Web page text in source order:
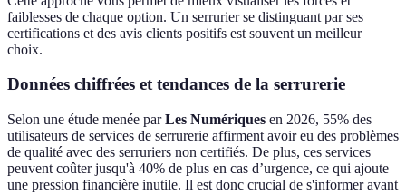
faiblesses de chaque option. Un serrurier se distinguant par ses
certifications et des avis clients positifs est souvent un meilleur
choix.
Données chiffrées et tendances de la serrurerie
Selon une étude menée parLes Numériques en 2026, 55% des
utilisateurs de services de serrurerie affirment avoir eu des problèmes
de qualité avec des serruriers non certifiés. De plus, ces services
peuvent coûter jusqu'à 40% de plus en cas d’urgence, ce qui ajoute
une pression financière inutile. Il est donc crucial de s'informer avant